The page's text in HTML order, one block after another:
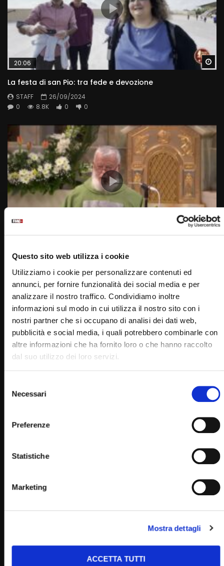
Questo sito web utilizza i cookie
Utilizziamo i cookie per personalizzare contenuti ed
annunci, per fornire funzionalità dei social media e per
analizzare il nostro traffico. Condividiamo inoltre
informazioni sul modo in cui utilizza il nostro sito con i
nostri partner che si occupano di analisi dei dati web,
pubblicità e social media, i quali potrebbero combinarle con
altre informazioni che ha fornito loro o che hanno raccolto
dal suo utilizzo dei loro servizi.
delNecessari
Preferenze
Statistiche
Marketing
Mostra dettagli
ACCETTA TUTTI
20:06
La festa di san Pio: tra fede e devozione
STAFF
26/09/2024
0
8.8K 0 0
23:55
Dal carnevale santificato alla Quaresima 2024
STAFF
15/02/2024
Triduo pasquale e Veglia di Pasqua 2024 (L’agenda del
0
4.8K